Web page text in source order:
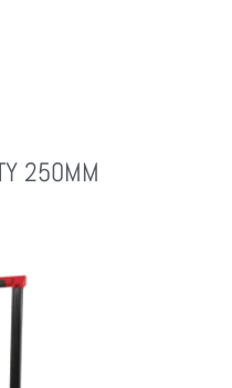
250MM